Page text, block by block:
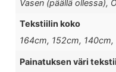
Vasen (päällä ollessa),
Tekstiilin koko
164cm, 152cm, 140cm,
Painatuksen väri